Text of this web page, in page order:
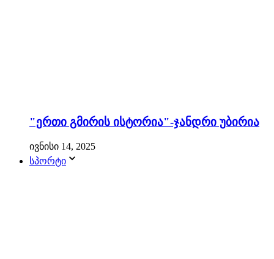
"ერთი გმირის ისტორია"-ჯანდრი უბირია
ივნისი 14, 2025
სპორტი